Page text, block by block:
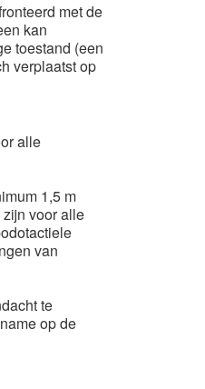
met de
kan
toestand (een
verplaatst op
alle
1,5 m
voor alle
van
te
op de